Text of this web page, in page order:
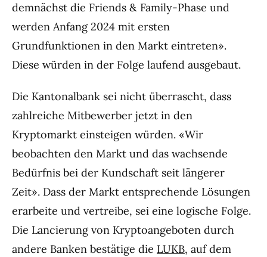
demnächst die Friends & Family-Phase und
werden Anfang 2024 mit ersten
Grundfunktionen in den Markt eintreten».
Diese würden in der Folge laufend ausgebaut.
Die Kantonalbank sei nicht überrascht, dass
zahlreiche Mitbewerber jetzt in den
Kryptomarkt einsteigen würden. «Wir
beobachten den Markt und das wachsende
Bedürfnis bei der Kundschaft seit längerer
Zeit». Dass der Markt entsprechende Lösungen
erarbeite und vertreibe, sei eine logische Folge.
Die Lancierung von Kryptoangeboten durch
andere Banken bestätige die LUKB, auf dem